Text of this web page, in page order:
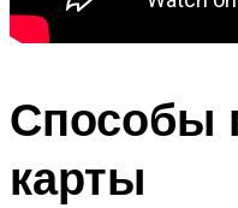
Способы
карты